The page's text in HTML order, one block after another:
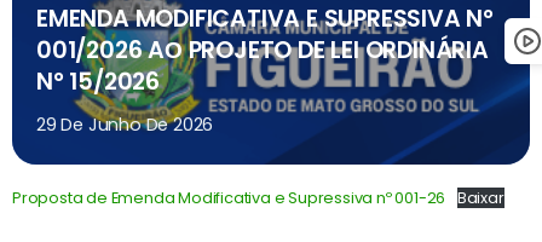
EMENDA MODIFICATIVA E SUPRESSIVA N°
001/2026 AО PROJETO DE LEI ORDINÁRIA
N° 15/2026
29 De Junho De 2026
Proposta de Emenda Modificativa e Supressiva nº 001-26 Baixar